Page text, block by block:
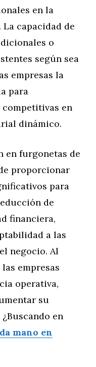
en la
capacidad de
o
según sea
empresas la
para
en
dinámico.
en furgonetas de
proporcionar
para
de
financiera,
a las
negocio. Al
empresas
operativa,
su
en
mano en